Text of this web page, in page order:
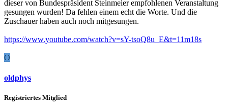
dieser von Bundespräsident Steinmeier empfohlenen Veranstaltung
gesungen wurden! Da fehlen einem echt die Worte. Und die
Zuschauer haben auch noch mitgesungen.
https://www.youtube.com/watch?v=sY-tsoQ8u_E&t=11m18s
O
oldphys
Registriertes Mitglied